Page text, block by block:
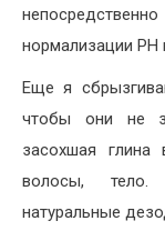
нормализации РН
Еще я
чтобы они не
засохшая
волосы, тело.
натуральные